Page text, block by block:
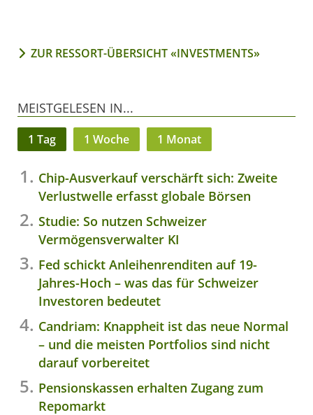
ZUR RESSORT-ÜBERSICHT «INVESTMENTS»
MEISTGELESEN IN...
1 Tag 1 Woche 1 Monat
Chip-Ausverkauf verschärft sich: Zweite
Verlustwelle erfasst globale Börsen
Studie: So nutzen Schweizer
Vermögensverwalter KI
Fed schickt Anleihenrenditen auf 19-
Jahres-Hoch – was das für Schweizer
Investoren bedeutet
Candriam: Knappheit ist das neue Normal
– und die meisten Portfolios sind nicht
darauf vorbereitet
Pensionskassen erhalten Zugang zum
Repomarkt